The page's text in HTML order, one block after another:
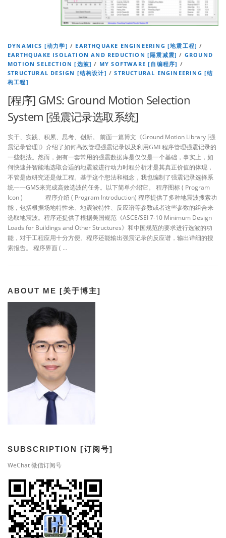
DYNAMICS [动力学] / EARTHQUAKE ENGINEERING [地震工程] /
EARTHQUAKE ISOLATION AND REDUCTION [隔震减震] / GROUND
MOTION SELECTION [选波] / MY SOFTWARE [自编程序] /
STRUCTURAL DESIGN [结构设计] /STRUCTURAL ENGINEERING [结
构工程]
[程序] GMS: Ground Motion Selection
System [强震记录选取系统]
实干、实践、积累、思考、创新。 前面一篇博文《Ground Motion Library [强
震记录管理]》介绍了如何高效管理强震记录以及利用GML程序管理强震记录的
一些想法。然而，拥有一套常用的强震数据库是仅仅是一个基础，事实上，如
何快速并智能地选取合适的地震波进行动力时程分析才是其真正价值的体现，
不管是做研究还是做工程。基于这个想法和概念，我也编制了强震记录选择系
统——GMS来完成高效选波的任务。以下简单介绍它。 程序图标 ( Program
Icon ) 程序介绍 ( Program Introduction) 程序提供了多种地震波搜索功
能，包括根据场地特性来、地震波特性、反应谱等参数或者这些参数的组合来
选取地震波。程序还提供了根据美国规范《ASCE/SEI 7-10 Minimum Design
Loads for Buildings and Other Structures》和中国规范的要求进行选波的功
能，对于工程应用十分方便。程序还能输出强震记录的反应谱，输出详细的搜
索报告。 程序界面 ( …
ABOUT ME [关于博主]
SUBSCRIPTION [订阅号]
WeChat 微信订阅号